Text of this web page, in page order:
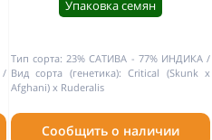
Упаковка семян
Тип сорта: 23% САТИВА - 77% ИНДИКА
Вид сорта (генетика): Critical (Skunk x
Afghani) x Ruderalis
Сообщить о наличии